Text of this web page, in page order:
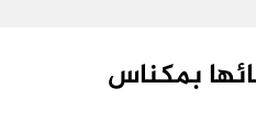
بمكناس